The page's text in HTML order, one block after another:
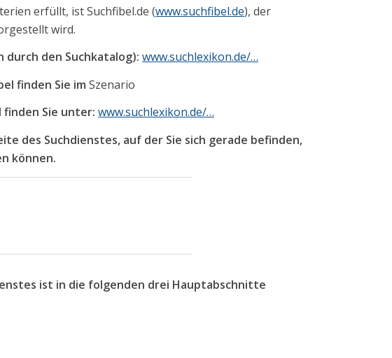
erfüllt, ist Suchfibel.de (www.suchfibel.de), der
wird.
durch den Suchkatalog): www.suchlexikon.de/…
finden Sie im Szenario
finden Sie unter: www.suchlexikon.de/…
des Suchdienstes, auf der Sie sich gerade befinden,
können.
ist in die folgenden drei Hauptabschnitte